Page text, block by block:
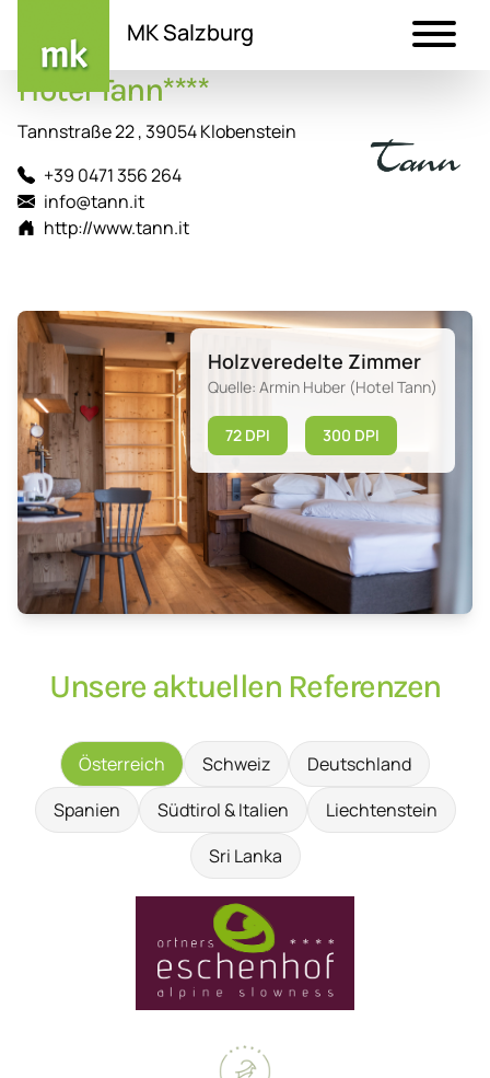
Inhalt
MK Salzburg
Hotel Tann****
Tannstraße 22 , 39054 Klobenstein
+39 0471 356 264
info@tann.it
http://www.tann.it
Holzveredelte Zimmer
Quelle: Armin Huber (Hotel Tann)
72 DPI 300 DPI
Unsere aktuellen Referenzen
Österreich Schweiz
Deutschland
Spanien
Südtirol & Italien
Liechtenstein
Sri Lanka